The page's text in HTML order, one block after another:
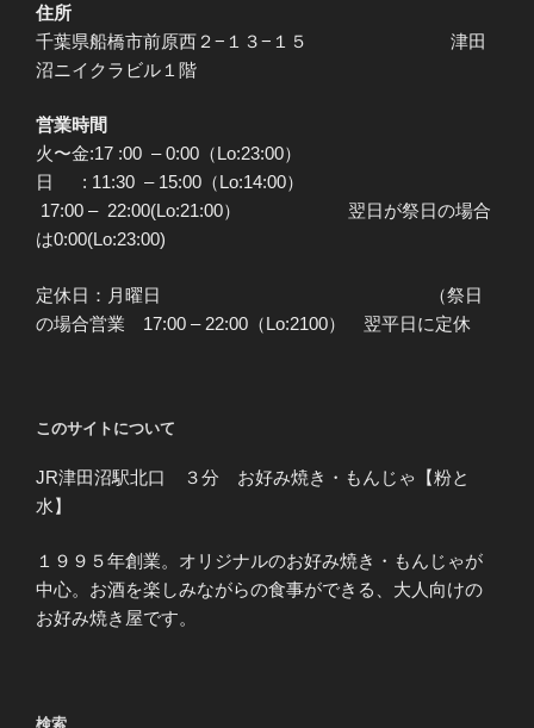
住所
千葉県船橋市前原西２−１３−１５ 津田
沼ニイクラビル１階
営業時間
火〜金:17 :00 – 0:00（Lo:23:00）
日 : 11:30 – 15:00（Lo:14:00）
17:00 – 22:00(Lo:21:00） 翌日が祭日の場合
は0:00(Lo:23:00)
定休日：月曜日 （祭日
の場合営業 17:00 – 22:00（Lo:2100） 翌平日に定休
このサイトについて
JR津田沼駅北口 ３分 お好み焼き・もんじゃ【粉と
水】
１９９５年創業。オリジナルのお好み焼き・もんじゃが
中心。お酒を楽しみながらの食事ができる、大人向けの
お好み焼き屋です。
検索